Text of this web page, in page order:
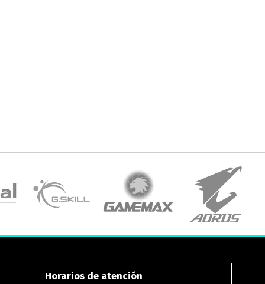
Horarios de atención